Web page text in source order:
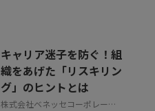
キャリア迷子を防ぐ！組
織をあげた「リスキリン
グ」のヒントとは
株式会社ベネッセコーポレーシ